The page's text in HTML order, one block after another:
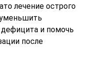
лечение острого
и помочь
после